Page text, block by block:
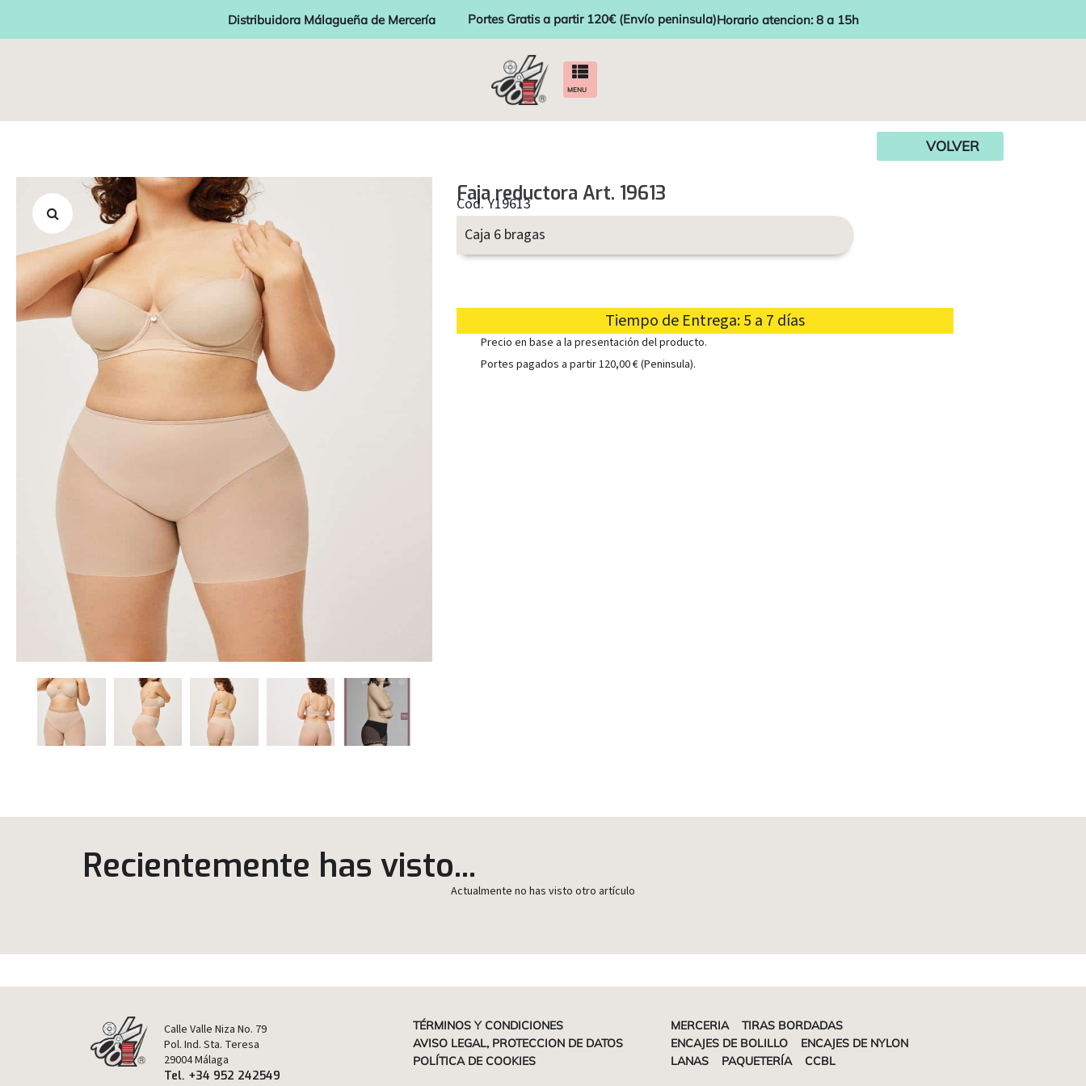
Distribuidora Málagueña de Mercería Portes Gratis a partir 120€ (Envío peninsula)Horario atencion: 8 a 15h
MENU
VOLVER
Faja reductora Art. 19613
Cod. Y19613
Caja 6 bragas
Tiempo de Entrega: 5 a 7 días
Precio en base a la presentación del producto.
Portes pagados a partir 120,00 € (Peninsula).
Recientemente has visto...
Actualmente no has visto otro artículo
Calle Valle Niza No. 79
Pol. Ind. Sta. Teresa
29004 Málaga
Tel. +34 952 242549
TÉRMINOS Y CONDICIONES
AVISO LEGAL, PROTECCION DE DATOS
POLÍTICA DE COOKIES
MERCERIA
TIRAS BORDADAS
ENCAJES DE BOLILLO
ENCAJES DE NYLON
LANAS
PAQUETERÍA CCBL